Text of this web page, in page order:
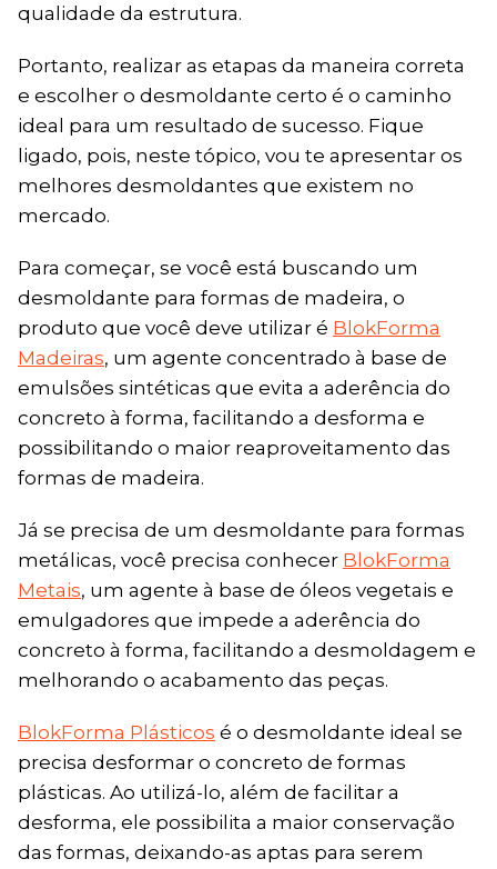
qualidade da estrutura.
Portanto, realizar as etapas da maneira correta
e escolher o desmoldante certo é o caminho
ideal para um resultado de sucesso. Fique
ligado, pois, neste tópico, vou te apresentar os
melhores desmoldantes que existem no
mercado.
Para começar, se você está buscando um
desmoldante para formas de madeira, o
produto que você deve utilizar é BlokForma
Madeiras, um agente concentrado à base de
emulsões sintéticas que evita a aderência do
concreto à forma, facilitando a desforma e
possibilitando o maior reaproveitamento das
formas de madeira.
Já se precisa de um desmoldante para formas
metálicas, você precisa conhecer BlokForma
Metais, um agente à base de óleos vegetais e
emulgadores que impede a aderência do
concreto à forma, facilitando a desmoldagem e
melhorando o acabamento das peças.
BlokForma Plásticos é o desmoldante ideal se
precisa desformar o concreto de formas
plásticas. Ao utilizá-lo, além de facilitar a
desforma, ele possibilita a maior conservação
das formas, deixando-as aptas para serem